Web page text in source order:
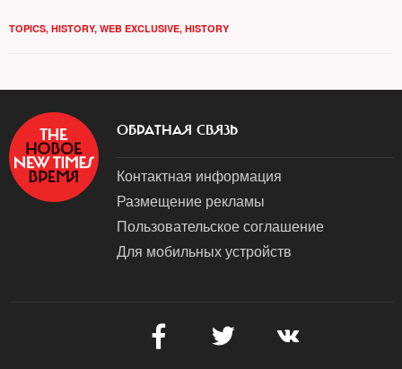
TOPICS, HISTORY, WEB EXCLUSIVE, HISTORY
ОБРАТНАЯ СВЯЗЬ
Контактная информация
Размещение рекламы
Пользовательское соглашение
Для мобильных устройств